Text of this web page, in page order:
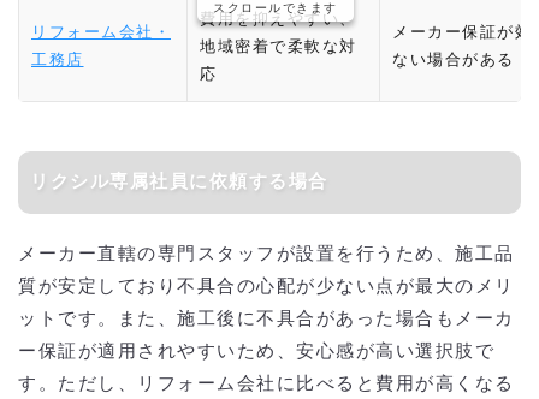
リフォーム会社・
工務店
費用を抑えやすい、
地域密着で柔軟な対
応
メーカー保証が効
ない場合がある
スクロールできます
リクシル専属社員に依頼する場合
メーカー直轄の専門スタッフが設置を行うため、施工品
質が安定しており不具合の心配が少ない点が最大のメリ
ットです。また、施工後に不具合があった場合もメーカ
ー保証が適用されやすいため、安心感が高い選択肢で
す。ただし、リフォーム会社に比べると費用が高くなる